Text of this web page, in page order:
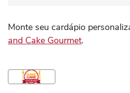
Monte seu cardápio
and Cake Gourmet.